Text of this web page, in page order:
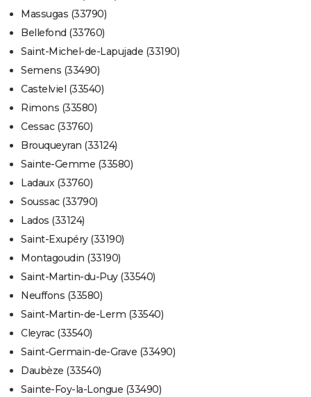
Massugas (33790)
Bellefond (33760)
Saint-Michel-de-Lapujade (33190)
Semens (33490)
Castelviel (33540)
Rimons (33580)
Cessac (33760)
Brouqueyran (33124)
Sainte-Gemme (33580)
Ladaux (33760)
Soussac (33790)
Lados (33124)
Saint-Exupéry (33190)
Montagoudin (33190)
Saint-Martin-du-Puy (33540)
Neuffons (33580)
Saint-Martin-de-Lerm (33540)
Cleyrac (33540)
Saint-Germain-de-Grave (33490)
Daubèze (33540)
Sainte-Foy-la-Longue (33490)